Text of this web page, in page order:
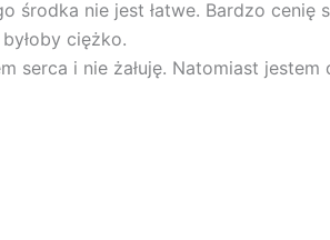
środka nie jest łatwe. Bardzo
ciężko.
serca i nie żałuję. Natomiast